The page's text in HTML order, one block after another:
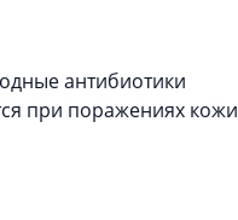
антибиотики
при поражениях кожи